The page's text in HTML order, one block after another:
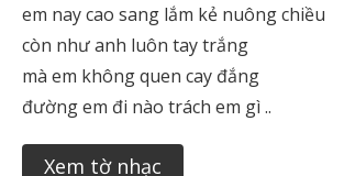
em nay cao sang lắm kẻ nuông chiều
còn như anh luôn tay trắng
mà em không quen cay đắng
đường em đi nào trách em gì ..
Xem tờ nhạc